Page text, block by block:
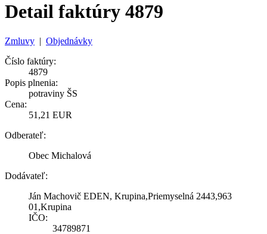
Detail faktúry 4879
Zmluvy | Objednávky
Číslo faktúry:
4879
Popis plnenia:
potraviny ŠS
Cena:
51,21 EUR
Odberateľ:
Obec Michalová
Dodávateľ:
Ján Machovič EDEN, Krupina,Priemyselná 2443,963
01,Krupina
IČO:
34789871